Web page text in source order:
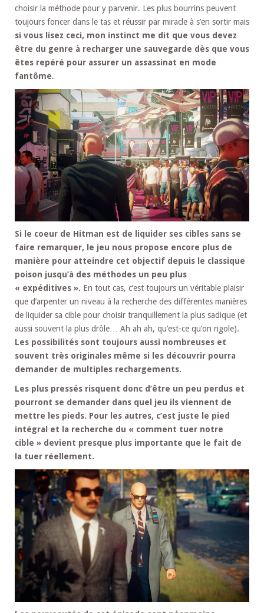
choisir la méthode pour y parvenir. Les plus bourrins peuvent
toujours foncer dans le tas et réussir par miracle à s’en sortir mais
si vous lisez ceci, mon instinct me dit que vous devez
être du genre à recharger une sauvegarde dès que vous
êtes repéré pour assurer un assassinat en mode
fantôme.
Si le coeur de Hitman est de liquider ses cibles sans se
faire remarquer, le jeu nous propose encore plus de
manière pour atteindre cet objectif depuis le classique
poison jusqu’à des méthodes un peu plus
« expéditives ». En tout cas, c’est toujours un véritable plaisir
que d’arpenter un niveau à la recherche des différentes manières
de liquider sa cible pour choisir tranquillement la plus sadique (et
aussi souvent la plus drôle… Ah ah ah, qu’est-ce qu’on rigole).
Les possibilités sont toujours aussi nombreuses et
souvent très originales même si les découvrir pourra
demander de multiples rechargements.
Les plus pressés risquent donc d’être un peu perdus et
pourront se demander dans quel jeu ils viennent de
mettre les pieds. Pour les autres, c’est juste le pied
intégral et la recherche du « comment tuer notre
cible » devient presque plus importante que le fait de
la tuer réellement.